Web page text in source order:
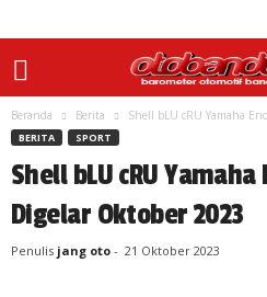
Beranda Berita Shell bLU cRU Yamaha
BERITA SPORT
Shell bLU cRU
Digelar Oktober 2023
Penulis jang oto - 21 Oktober 2023